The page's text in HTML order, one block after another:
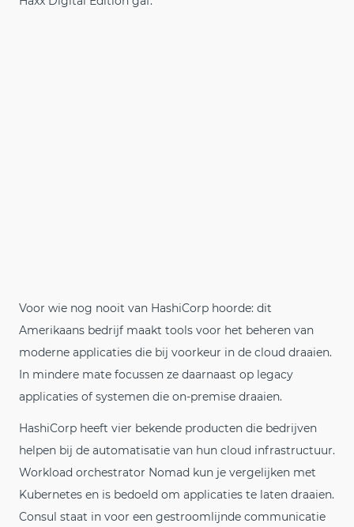
Voor wie nog nooit van HashiCorp hoorde: dit
Amerikaans bedrijf maakt tools voor het beheren van
moderne applicaties die bij voorkeur in de cloud draaien.
In mindere mate focussen ze daarnaast op legacy
applicaties of systemen die on-premise draaien.
HashiCorp heeft vier bekende producten die bedrijven
helpen bij de automatisatie van hun cloud infrastructuur.
Workload orchestrator Nomad kun je vergelijken met
Kubernetes en is bedoeld om applicaties te laten draaien.
Consul staat in voor een gestroomlijnde communicatie